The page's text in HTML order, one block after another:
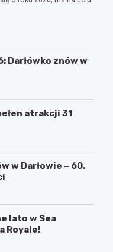
Darłówko znów w
atrakcji 31
w Darłowie – 60.
lato w Sea
Royale!